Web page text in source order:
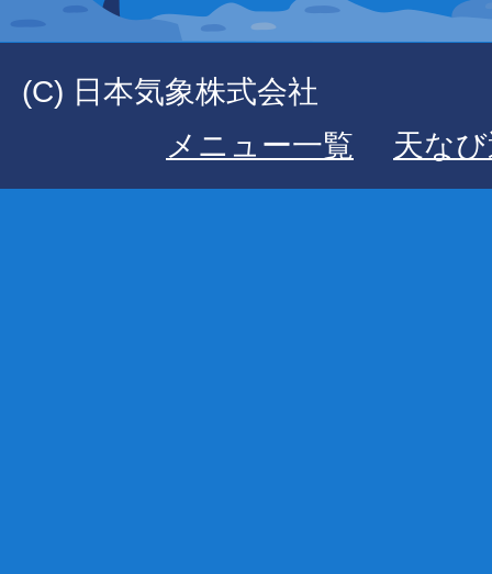
(C) 日本気象株式会社
メニュー一覧
天な